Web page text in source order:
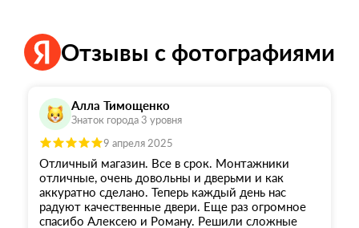
Отзывы с фотографиями
Алла Тимощенко
Знаток города 3 уровня
9 апреля 2025
Отличный магазин. Все в срок. Монтажники
отличные, очень довольны и дверьми и как
аккуратно сделано. Теперь каждый день нас
радуют качественные двери. Еще раз огромное
спасибо Алексею и Роману. Решили сложные